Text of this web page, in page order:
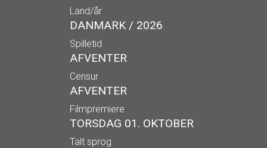
Land/år
DANMARK / 2026
Spilletid
AFVENTER
Censur
AFVENTER
Filmpremiere
TORSDAG 01. OKTOBER
Talt sprog